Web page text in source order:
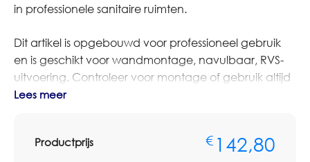
in professionele sanitaire ruimten.
Dit artikel is opgebouwd voor professioneel gebruik
en is geschikt voor wandmontage, navulbaar, RVS-
uitvoering. Controleer voor montage of gebruik altijd
de afmetingen, vulling en aansluiting op het
Bestelt u dit artikel in grotere aantallen of voor
Lees meer
Productprijs € 142,80